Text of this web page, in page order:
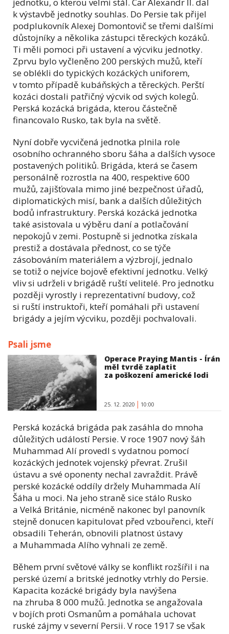
k výstavbě jednotky souhlas. Do Persie tak přijel
podplukovník Alexej Domontovič se třemi dalšími
důstojníky a několika zástupci těreckých kozáků.
Ti měli pomoci při ustavení a výcviku jednotky.
Zprvu bylo vyčleněno 200 perských mužů, kteří
se oblékli do typických kozáckých uniforem,
v tomto případě kubáňských a těreckých. Perští
kozáci dostali patřičný výcvik od svých kolegů.
Perská kozácká brigáda, kterou částečně
financovalo Rusko, tak byla na světě.
Nyní dobře vycvičená jednotka plnila role
osobního ochranného sboru šáha a dalších vysoce
postavených politiků. Brigáda, která se časem
personálně rozrostla na 400, respektive 600
mužů, zajišťovala mimo jiné bezpečnost úřadů,
diplomatických misí, bank a dalších důležitých
bodů infrastruktury. Perská kozácká jednotka
také asistovala u výběru daní a potlačování
nepokojů v zemi. Postupně si jednotka získala
prestiž a dostávala přednost, co se týče
zásobováním materiálem a výzbrojí, jednalo
se totiž o nejvíce bojově efektivní jednotku. Velký
vliv si udrželi v brigádě ruští velitelé. Pro jednotku
později vyrostly i reprezentativní budovy, což
si ruští instruktoři, kteří pomáhali při ustavení
brigády a jejím výcviku, později pochvalovali.
Psali jsme
Operace Praying Mantis - Írán
měl tvrdě zaplatit
za poškození americké lodi
25. 12. 2020 10:00
Perská kozácká brigáda pak zasáhla do mnoha
důležitých událostí Persie. V roce 1907 nový šáh
Muhammad Alí provedl s vydatnou pomocí
kozáckých jednotek vojenský převrat. Zrušil
ústavu a své oponenty nechal zavraždit. Právě
perské kozácké oddíly držely Muhammada Alí
Šáha u moci. Na jeho straně sice stálo Rusko
a Velká Británie, nicméně nakonec byl panovník
stejně donucen kapitulovat před vzbouřenci, kteří
obsadili Teherán, obnovili platnost ústavy
a Muhammada Alího vyhnali ze země.
Během první světové války se konflikt rozšířil i na
perské území a britské jednotky vtrhly do Persie.
Kapacita kozácké brigády byla navýšena
na zhruba 8 000 mužů. Jednotka se angažovala
v bojích proti Osmanům a pomáhala uchovat
ruské zájmy v severní Persii. V roce 1917 se však